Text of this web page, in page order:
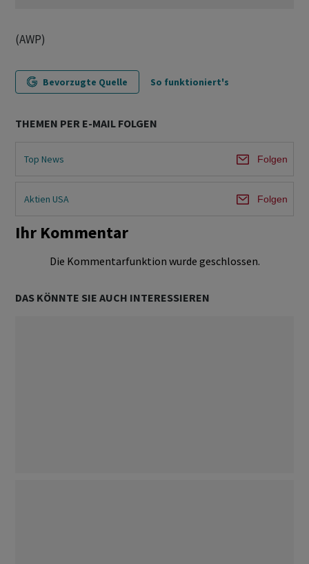
(AWP)
Bevorzugte Quelle So funktioniert's
THEMEN PER E-MAIL FOLGEN
Top News Folgen
Aktien USA Folgen
Ihr Kommentar
Die Kommentarfunktion wurde geschlossen.
DAS KÖNNTE SIE AUCH INTERESSIEREN